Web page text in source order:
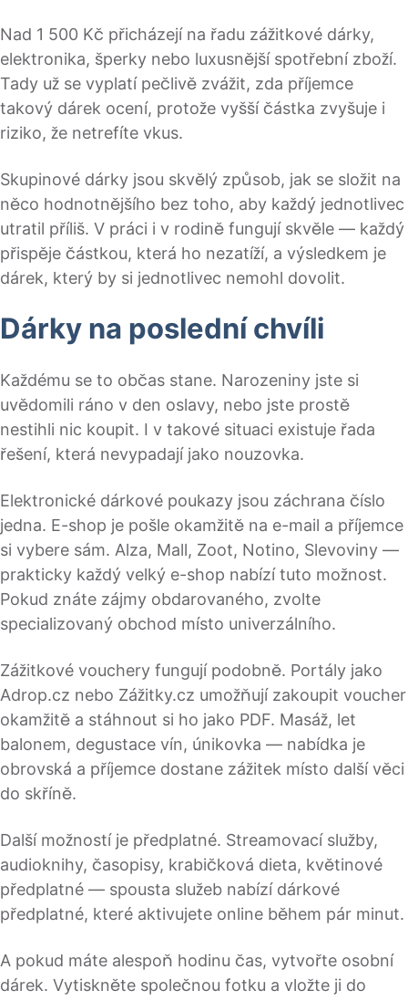
Nad 1 500 Kč přicházejí na řadu zážitkové dárky,
elektronika, šperky nebo luxusnější spotřební zboží.
Tady už se vyplatí pečlivě zvážit, zda příjemce
takový dárek ocení, protože vyšší částka zvyšuje i
riziko, že netrefíte vkus.
Skupinové dárky jsou skvělý způsob, jak se složit na
něco hodnotnějšího bez toho, aby každý jednotlivec
utratil příliš. V práci i v rodině fungují skvěle — každý
přispěje částkou, která ho nezatíží, a výsledkem je
dárek, který by si jednotlivec nemohl dovolit.
Dárky na poslední chvíli
Každému se to občas stane. Narozeniny jste si
uvědomili ráno v den oslavy, nebo jste prostě
nestihli nic koupit. I v takové situaci existuje řada
řešení, která nevypadají jako nouzovka.
Elektronické dárkové poukazy jsou záchrana číslo
jedna. E-shop je pošle okamžitě na e-mail a příjemce
si vybere sám. Alza, Mall, Zoot, Notino, Slevoviny —
prakticky každý velký e-shop nabízí tuto možnost.
Pokud znáte zájmy obdarovaného, zvolte
specializovaný obchod místo univerzálního.
Zážitkové vouchery fungují podobně. Portály jako
Adrop.cz nebo Zážitky.cz umožňují zakoupit voucher
okamžitě a stáhnout si ho jako PDF. Masáž, let
balonem, degustace vín, únikovka — nabídka je
obrovská a příjemce dostane zážitek místo další věci
do skříně.
Další možností je předplatné. Streamovací služby,
audioknihy, časopisy, krabičková dieta, květinové
předplatné — spousta služeb nabízí dárkové
předplatné, které aktivujete online během pár minut.
A pokud máte alespoň hodinu čas, vytvořte osobní
dárek. Vytiskněte společnou fotku a vložte ji do